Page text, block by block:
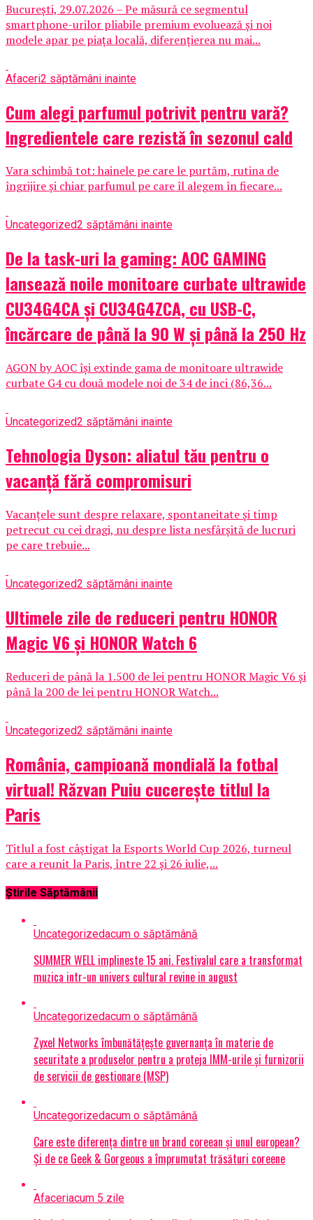
București, 29.07.2026 – Pe măsură ce segmentul
smartphone-urilor pliabile premium evoluează și noi
modele apar pe piața locală, diferențierea nu mai...
Afaceri2 săptămâni inainte
Cum alegi parfumul potrivit pentru vară?
Ingredientele care rezistă în sezonul cald
Vara schimbă tot: hainele pe care le purtăm, rutina de
îngrijire și chiar parfumul pe care îl alegem în fiecare...
Uncategorized2 săptămâni inainte
De la task-uri la gaming: AOC GAMING
lansează noile monitoare curbate ultrawide
CU34G4CA și CU34G4ZCA, cu USB-C,
încărcare de până la 90 W și până la 250 Hz
AGON by AOC își extinde gama de monitoare ultrawide
curbate G4 cu două modele noi de 34 de inci (86,36...
Uncategorized2 săptămâni inainte
Tehnologia Dyson: aliatul tău pentru o
vacanță fără compromisuri
Vacanțele sunt despre relaxare, spontaneitate și timp
petrecut cu cei dragi, nu despre lista nesfârșită de lucruri
pe care trebuie...
Uncategorized2 săptămâni inainte
Ultimele zile de reduceri pentru HONOR
Magic V6 și HONOR Watch 6
Reduceri de până la 1.500 de lei pentru HONOR Magic V6 și
până la 200 de lei pentru HONOR Watch...
Uncategorized2 săptămâni inainte
România, campioană mondială la fotbal
virtual! Răzvan Puiu cucerește titlul la
Paris
Titlul a fost câștigat la Esports World Cup 2026, turneul
care a reunit la Paris, între 22 și 26 iulie,...
Știrile Săptămânii
Uncategorizedacum o săptămână
SUMMER WELL implineste 15 ani. Festivalul care a transformat
muzica intr-un univers cultural revine in august
Uncategorizedacum o săptămână
Zyxel Networks îmbunătățește guvernanța în materie de
securitate a produselor pentru a proteja IMM-urile și furnizorii
de servicii de gestionare (MSP)
Uncategorizedacum o săptămână
Care este diferența dintre un brand coreean și unul european?
Și de ce Geek & Gorgeous a împrumutat trăsături coreene
Afaceriacum 5 zile